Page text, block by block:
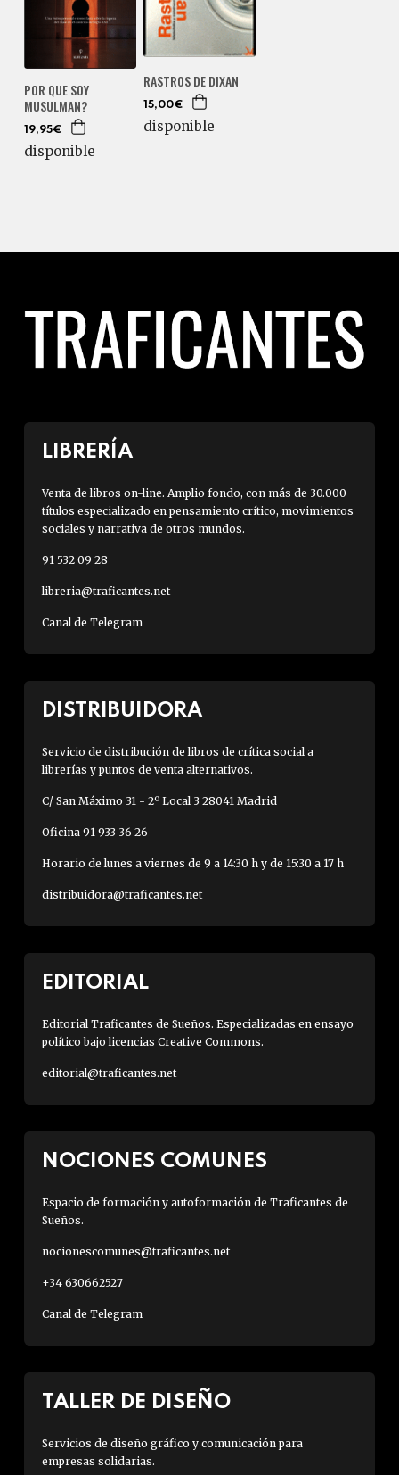
POR QUE SOY
MUSULMAN?
19,95€
disponible
RASTROS DE DIXAN
15,00€
disponible
LIBRERÍA
Venta de libros on-line. Amplio fondo, con más de 30.000
títulos especializado en pensamiento crítico, movimientos
sociales y narrativa de otros mundos.
91 532 09 28
libreria@traficantes.net
Canal de Telegram
DISTRIBUIDORA
Servicio de distribución de libros de crítica social a
librerías y puntos de venta alternativos.
C/ San Máximo 31 - 2º Local 3 28041 Madrid
Oficina 91 933 36 26
Horario de lunes a viernes de 9 a 14:30 h y de 15:30 a 17 h
distribuidora@traficantes.net
EDITORIAL
Editorial Traficantes de Sueños. Especializadas en ensayo
político bajo licencias Creative Commons.
editorial@traficantes.net
NOCIONES COMUNES
Espacio de formación y autoformación de Traficantes de
Sueños.
nocionescomunes@traficantes.net
+34 630662527
Canal de Telegram
TALLER DE DISEÑO
Servicios de diseño gráfico y comunicación para
empresas solidarias.